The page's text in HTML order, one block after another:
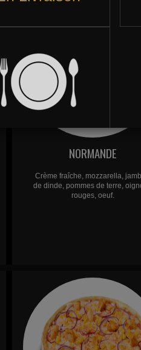
NORMANDE
Crème fraîche, mozzarella,
de dinde, pommes de terre,
rouges, oeuf.